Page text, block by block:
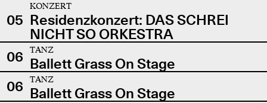
05
KONZERT
Residenzkonzert: DAS SCHREI
NICHT SO ORKESTRA
06
TANZ
Ballett Grass On Stage
06
TANZ
Ballett Grass On Stage